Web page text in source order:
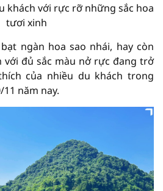
khách với rực rỡ những sắc hoa
tươi xinh
ngàn hoa sao nhái, hay còn
với đủ sắc màu nở rực đang trở
của nhiều du khách trong
năm nay.